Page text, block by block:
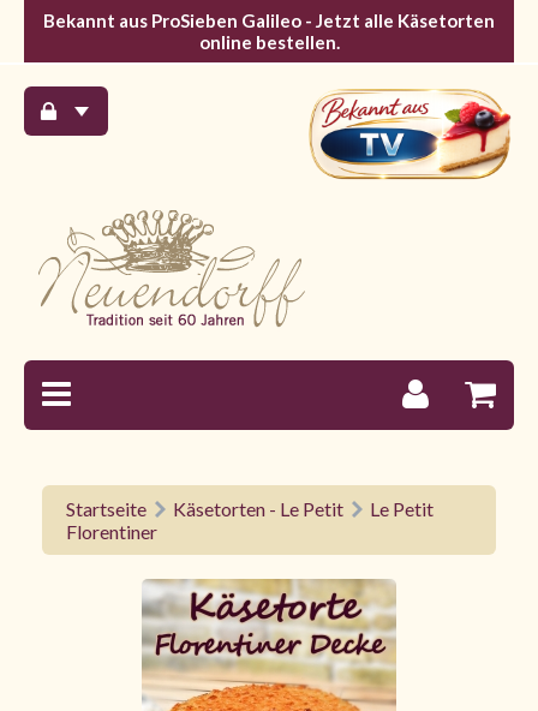
Bekannt aus ProSieben Galileo - Jetzt alle Käsetorten
online bestellen.
Startseite Käsetorten - Le Petit
Le Petit
Florentiner